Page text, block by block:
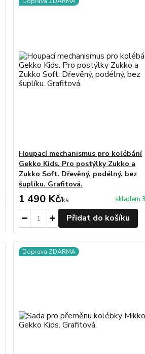
Houpací mechanismus pro kolébání
Gekko Kids. Pro postýlky Zukko a
Zukko Soft. Dřevěný, podélný, bez
šuplíku. Grafitová.
1 490 Kč/ks skladem
Přidat do košíku
Doprava ZDARMA